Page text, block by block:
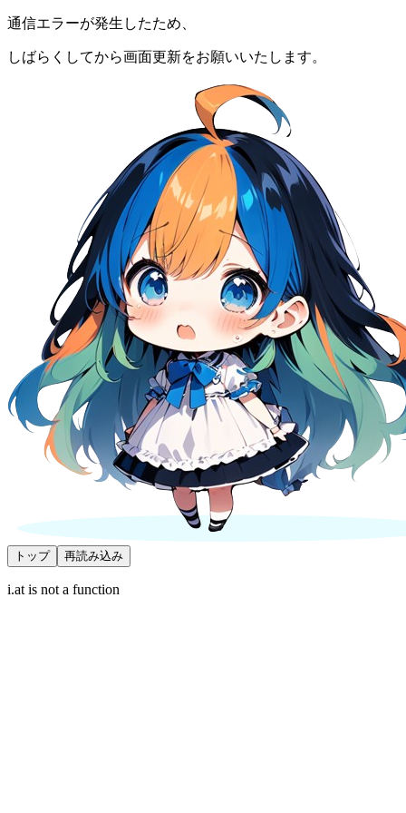
通信エラーが発生したため、
しばらくしてから画面更新をお願いいたします。
トップ 再読み込み
i.at is not a function